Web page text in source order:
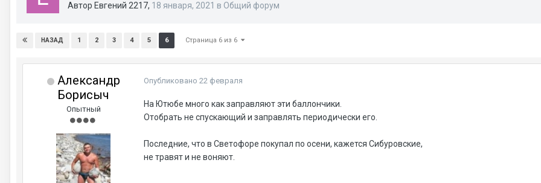
Автор Евгений 2217, 18 января, 2021 в Общий форум
НАЗАД 1 2 3 4 5 6 Страница 6 из 6
Александр
Борисыч
Опытный
Опубликовано 22 февраля
На Ютюбе много как заправляют эти баллончики.
Отобрать не спускающий и заправлять периодически его.
Последние, что в Светофоре покупал по осени, кажется Сибуровские,
не травят и не воняют.